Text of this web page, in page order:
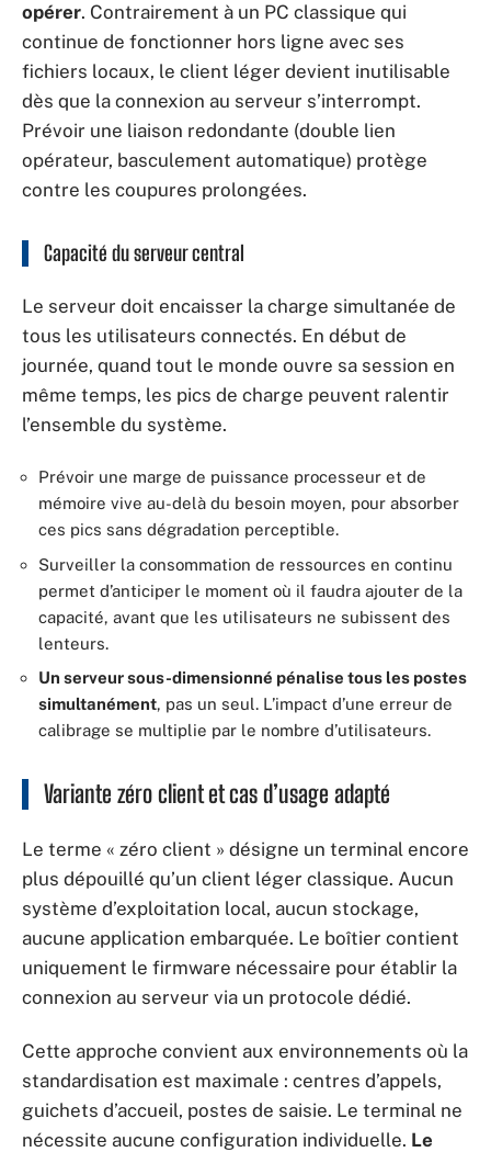
opérer. Contrairement à un PC classique qui
continue de fonctionner hors ligne avec ses
fichiers locaux, le client léger devient inutilisable
dès que la connexion au serveur s’interrompt.
Prévoir une liaison redondante (double lien
opérateur, basculement automatique) protège
contre les coupures prolongées.
Capacité du serveur central
Le serveur doit encaisser la charge simultanée de
tous les utilisateurs connectés. En début de
journée, quand tout le monde ouvre sa session en
même temps, les pics de charge peuvent ralentir
l’ensemble du système.
Prévoir une marge de puissance processeur et de
mémoire vive au-delà du besoin moyen, pour absorber
ces pics sans dégradation perceptible.
Surveiller la consommation de ressources en continu
permet d’anticiper le moment où il faudra ajouter de la
capacité, avant que les utilisateurs ne subissent des
lenteurs.
Un serveur sous-dimensionné pénalise tous les postes
simultanément, pas un seul. L’impact d’une erreur de
calibrage se multiplie par le nombre d’utilisateurs.
Variante zéro client et cas d’usage adapté
Le terme « zéro client » désigne un terminal encore
plus dépouillé qu’un client léger classique. Aucun
système d’exploitation local, aucun stockage,
aucune application embarquée. Le boîtier contient
uniquement le firmware nécessaire pour établir la
connexion au serveur via un protocole dédié.
Cette approche convient aux environnements où la
standardisation est maximale : centres d’appels,
guichets d’accueil, postes de saisie. Le terminal ne
nécessite aucune configuration individuelle. Le